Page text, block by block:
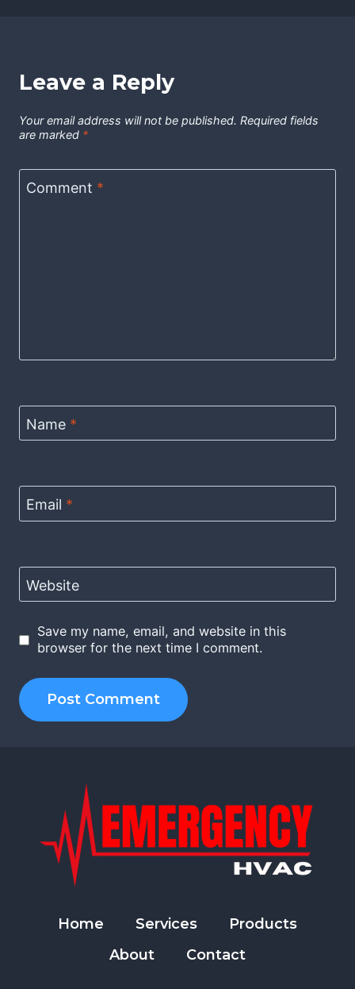
Leave a Reply
Your email address will not be published. Required fields
are marked *
Comment *
Name *
Email *
Website
Save my name, email, and website in this
browser for the next time I comment.
Home Services
Products
About
Contact